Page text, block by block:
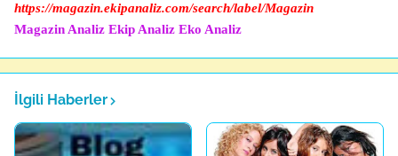
https://magazin.ekipanaliz.com/search/label/Magazin
Magazin Analiz Ekip Analiz Eko Analiz
İlgili Haberler